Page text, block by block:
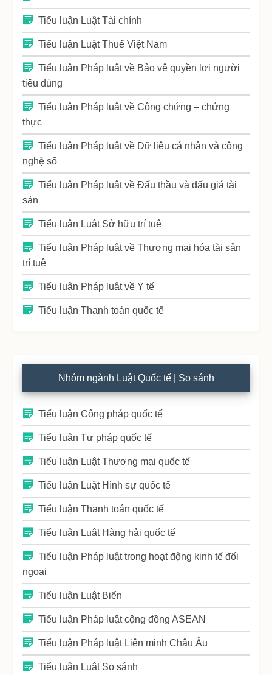
Tiểu luận Luật Tài chính
Tiểu luận Luật Thuế Việt Nam
Tiểu luận Pháp luật về Bảo vệ quyền lợi người
tiêu dùng
Tiểu luận Pháp luật về Công chứng – chứng
thực
Tiểu luận Pháp luật về Dữ liệu cá nhân và công
nghệ số
Tiểu luận Pháp luật về Đấu thầu và đấu giá tài
sản
Tiểu luận Luật Sở hữu trí tuệ
Tiểu luận Pháp luật về Thương mại hóa tài sản
trí tuệ
Tiểu luận Pháp luật về Y tế
Tiểu luận Thanh toán quốc tế
Nhóm ngành Luật Quốc tế | So sánh
Tiểu luận Công pháp quốc tế
Tiểu luận Tư pháp quốc tế
Tiểu luận Luật Thương mại quốc tế
Tiểu luận Luật Hình sự quốc tế
Tiểu luận Thanh toán quốc tế
Tiểu luận Luật Hàng hải quốc tế
Tiểu luận Pháp luật trong hoạt động kinh tế đối
ngoại
Tiểu luận Luật Biển
Tiểu luận Pháp luật cộng đồng ASEAN
Tiểu luận Pháp luật Liên minh Châu Âu
Tiểu luận Luật So sánh